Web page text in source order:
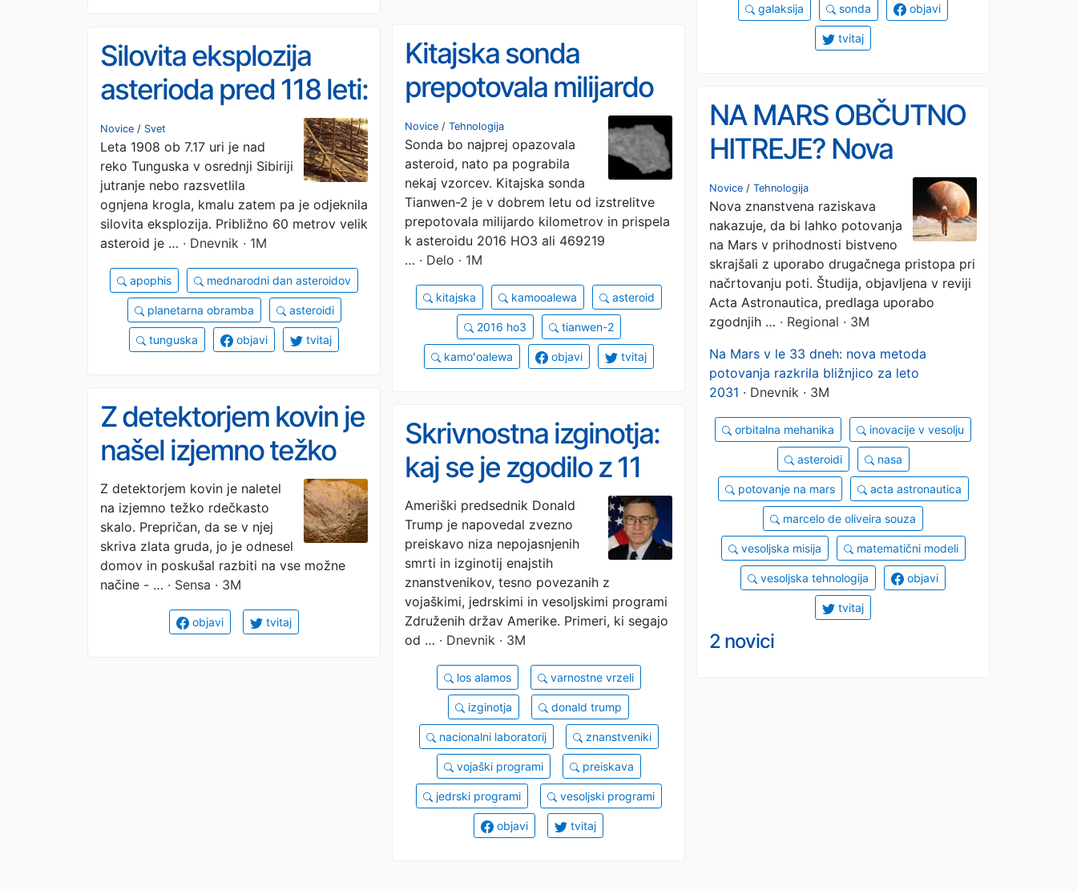
galaksija sonda objavi
tvitaj
Kitajska sonda
prepotovala milijardo
kilometrov
Novice / Tehnologija
Sonda bo najprej opazovala
asteroid, nato pa pograbila
nekaj vzorcev. Kitajska sonda
Tianwen-2 je v dobrem letu od izstrelitve
prepotovala milijardo kilometrov in prispela
k asteroidu 2016 HO3 ali 469219
… · Delo · 1M
kitajska kamooalewa asteroid
2016 ho3 tianwen-2
kamoʻoalewa objavi tvitaj
Silovita eksplozija
asterioda pred 118 leti:
Udarni val izruval 80
milijonov dreves
Novice / Svet
Leta 1908 ob 7.17 uri je nad
reko Tunguska v osrednji Sibiriji
jutranje nebo razsvetlila
ognjena krogla, kmalu zatem pa je odjeknila
silovita eksplozija. Približno 60 metrov velik
asteroid je … · Dnevnik · 1M
apophis mednarodni dan asteroidov
planetarna obramba asteroidi
tunguska objavi tvitaj
NA MARS OBČUTNO
HITREJE? Nova
študija razkriva
presenetljivo bližnjico
Novice / Tehnologija
Nova znanstvena raziskava
nakazuje, da bi lahko potovanja
na Mars v prihodnosti bistveno
skrajšali z uporabo drugačnega pristopa pri
načrtovanju poti. Študija, objavljena v reviji
Acta Astronautica, predlaga uporabo
zgodnjih … · Regional · 3M
Na Mars v le 33 dneh: nova metoda
potovanja razkrila bližnjico za leto
2031 · Dnevnik · 3M
orbitalna mehanika inovacije v vesolju
asteroidi nasa
potovanje na mars acta astronautica
marcelo de oliveira souza
vesoljska misija matematični modeli
vesoljska tehnologija objavi
tvitaj
2 novici
Z detektorjem kovin je
našel izjemno težko
skalo, prepričan, da je
zlata. Izkazalo se je,
da je veliko bolj
dragocena.
Z detektorjem kovin je naletel
na izjemno težko rdečkasto
skalo. Prepričan, da se v njej
skriva zlata gruda, jo je odnesel
domov in poskušal razbiti na vse možne
načine - … · Sensa · 3M
objavi tvitaj
Skrivnostna izginotja:
kaj se je zgodilo z 11
ameriškimi
znanstveniki?
Ameriški predsednik Donald
Trump je napovedal zvezno
preiskavo niza nepojasnjenih
smrti in izginotij enajstih
znanstvenikov, tesno povezanih z
vojaškimi, jedrskimi in vesoljskimi programi
Združenih držav Amerike. Primeri, ki segajo
od … · Dnevnik · 3M
los alamos varnostne vrzeli
izginotja donald trump
nacionalni laboratorij znanstveniki
vojaški programi preiskava
jedrski programi vesoljski programi
objavi tvitaj